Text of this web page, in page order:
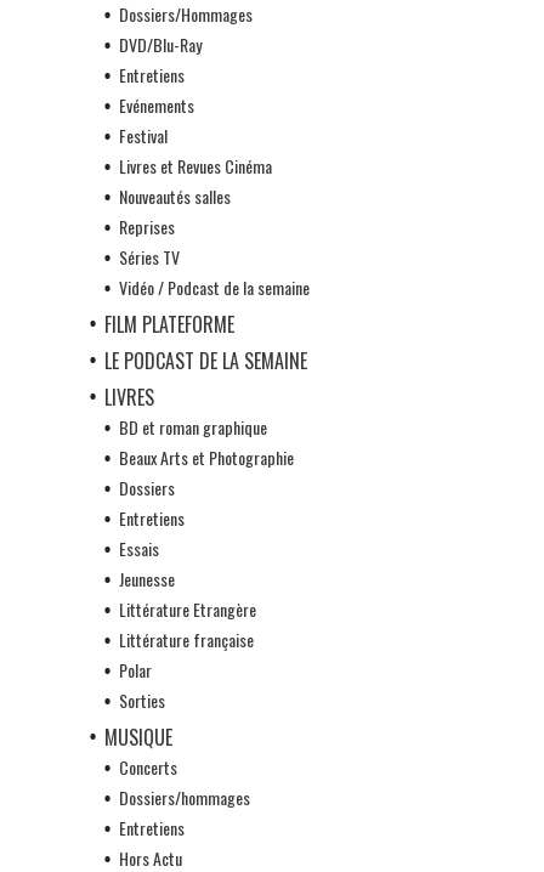
Dossiers/Hommages
DVD/Blu-Ray
Entretiens
Evénements
Festival
Livres et Revues Cinéma
Nouveautés salles
Reprises
Séries TV
Vidéo / Podcast de la semaine
FILM PLATEFORME
LE PODCAST DE LA SEMAINE
LIVRES
BD et roman graphique
Beaux Arts et Photographie
Dossiers
Entretiens
Essais
Jeunesse
Littérature Etrangère
Littérature française
Polar
Sorties
MUSIQUE
Concerts
Dossiers/hommages
Entretiens
Hors Actu